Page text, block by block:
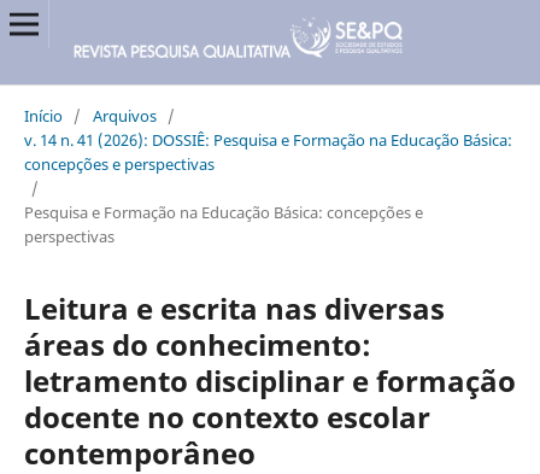
Início / Arquivos /
v. 14 n. 41 (2026): DOSSIÊ: Pesquisa e Formação na Educação Básica:
concepções e perspectivas
/
Pesquisa e Formação na Educação Básica: concepções e
perspectivas
Leitura e escrita nas diversas
áreas do conhecimento:
letramento disciplinar e formação
docente no contexto escolar
contemporâneo